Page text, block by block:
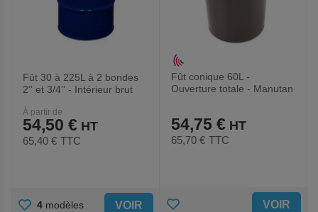
Fût 30 à 225L à 2 bondes
2'' et 3/4'' - Intérieur brut
À partir de
54,50 €
65,40 € TTC
AJOUTER
4 modèles VOIR
Fût conique 60L -
Ouverture totale - Manutan
54,75 €
65,70 € TTC
AJOUTER VOIR